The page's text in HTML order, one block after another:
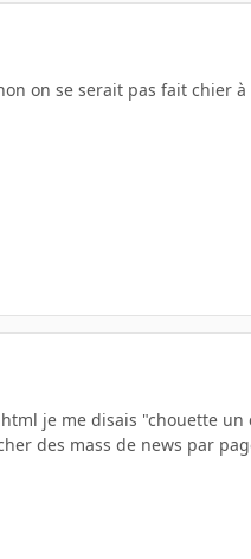
on se serait pas fait chier
je me disais "chouette un
des mass de news par